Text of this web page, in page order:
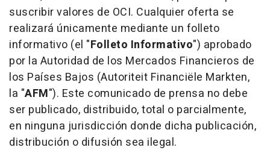
suscribir valores de OCI. Cualquier oferta se
realizará únicamente mediante un folleto
informativo (el "Folleto Informativo") aprobado
por la Autoridad de los Mercados Financieros de
los Países Bajos (Autoriteit Financiële Markten,
la "AFM"). Este comunicado de prensa no debe
ser publicado, distribuido, total o parcialmente,
en ninguna jurisdicción donde dicha publicación,
distribución o difusión sea ilegal.